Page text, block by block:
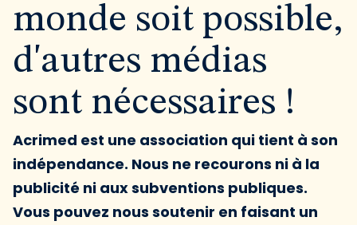
monde soit possible,
d'autres médias
sont nécessaires !
Acrimed est une association qui tient à son
indépendance. Nous ne recourons ni à la
publicité ni aux subventions publiques.
Vous pouvez nous soutenir en faisant un